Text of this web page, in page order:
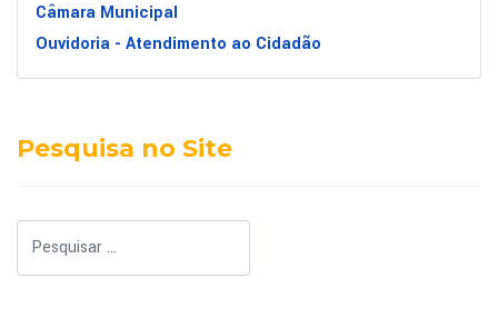
Câmara Municipal
Ouvidoria - Atendimento ao Cidadão
Pesquisa no Site